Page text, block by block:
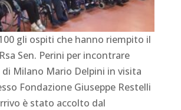
gli ospiti che hanno riempito il
Sen. Perini per incontrare
di Milano Mario Delpini in visita
Fondazione Giuseppe Restelli
è stato accolto dal